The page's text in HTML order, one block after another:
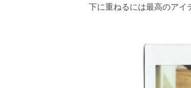
下に重ねるには最高のアイ